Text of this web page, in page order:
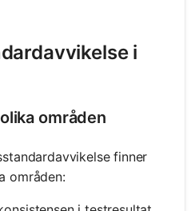
i
områden
finner
områden: